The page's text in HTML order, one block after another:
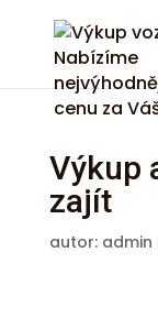
Výkup
zajít
autor: admin